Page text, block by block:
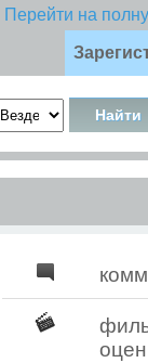
Перейти на